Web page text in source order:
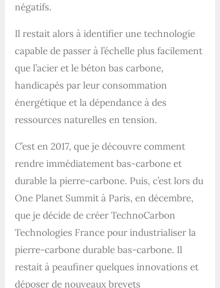
négatifs.
Il restait alors à identifier une technologie
capable de passer à l’échelle plus facilement
que l’acier et le béton bas carbone,
handicapés par leur consommation
énergétique et la dépendance à des
ressources naturelles en tension.
C’est en 2017, que je découvre comment
rendre immédiatement bas-carbone et
durable la pierre-carbone. Puis, c’est lors du
One Planet Summit à Paris, en décembre,
que je décide de créer TechnoCarbon
Technologies France pour industrialiser la
pierre-carbone durable bas-carbone. Il
restait à peaufiner quelques innovations et
déposer de nouveaux brevets